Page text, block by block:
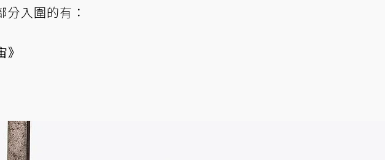
分入圍的有：
》